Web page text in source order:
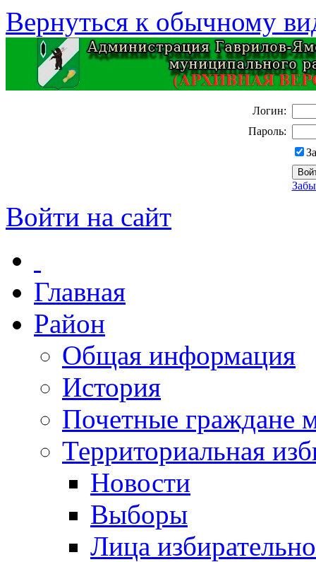
Вернуться к обычному
Логин:
Пароль:
Войти на сайт
Главная
Район
Общая информация
История
Почетные граждане
Территориальная
Новости
Выборы
Лица